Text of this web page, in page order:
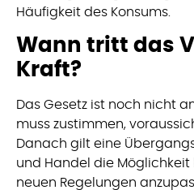
Häufigkeit des Konsums.
Wann tritt das
Kraft?
Das Gesetz ist noch nicht
muss zustimmen,
Danach gilt eine
und Handel die
neuen Regelungen